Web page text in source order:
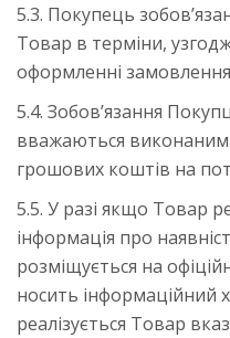
5.3. Покупець
Товар в терміни,
оформленні
5.4. Зобов’язання
вважаються
грошових коштів на
5.5. У разі якщо Товар
інформація про
розміщується на
носить інформаційний
реалізується Товар